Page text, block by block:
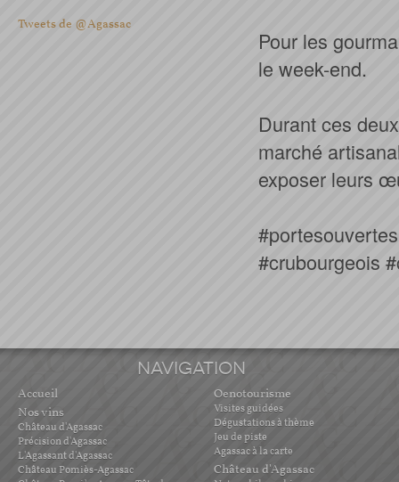
Tweets de @Agassac
Pour les
le week-end.
Durant ces
marché
exposer leurs
#crubourgeois
NAVIGATION
Accueil
Nos vins
Château d'Agassac
Précision d'Agassac
L'Agassant d'Agassac
Château Pomiès-Agassac
Oenotourisme
Visites guidées
Dégustations à thème
Jeu de piste
Agassac à la carte
Château d'Agassac